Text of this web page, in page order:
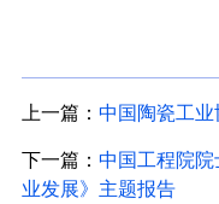
上一篇： 中国陶瓷工
下一篇： 中国工程院
业发展》主题报告